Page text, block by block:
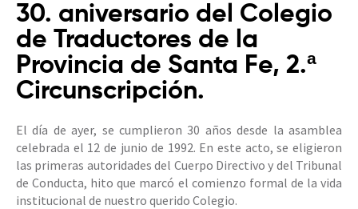
30. aniversario del Colegio
de Traductores de la
Provincia de Santa Fe, 2.ª
Circunscripción.
El día de ayer, se cumplieron 30 años desde la asamblea
celebrada el 12 de junio de 1992. En este acto, se eligieron
las primeras autoridades del Cuerpo Directivo y del Tribunal
de Conducta, hito que marcó el comienzo formal de la vida
institucional de nuestro querido Colegio.